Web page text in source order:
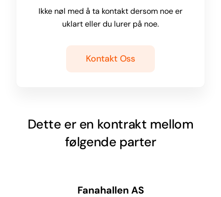
Ikke nøl med å ta kontakt dersom noe er
uklart eller du lurer på noe.
Kontakt Oss
Dette er en kontrakt mellom
følgende parter
Fanahallen AS